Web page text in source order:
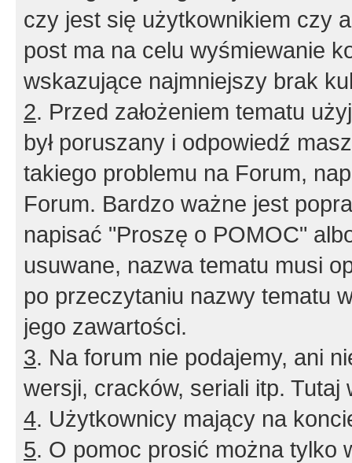
czy jest się użytkownikiem czy
post ma na celu wyśmiewanie
wskazujące najmniejszy brak
2. Przed założeniem tematu
był poruszany i odpowiedź
takiego problemu na Forum,
Forum. Bardzo ważne jest
napisać "Proszę o POMOC"
usuwane, nazwa tematu musi
po przeczytaniu nazwy tematu
jego zawartości.
3. Na forum nie podajemy, ani
wersji, cracków, seriali itp. Tutaj
4. Użytkownicy mający na
5. O pomoc prosić można tylko